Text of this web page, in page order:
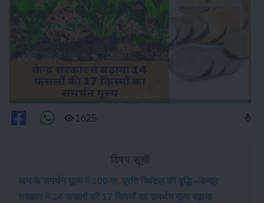
1625
धान के समर्थन मूल्य में 100 रू. प्रति क्विंटल की वृद्धि - केन्द्र
सरकार ने 14 फसलों की 17 किस्मों का समर्थन मूल्य बढ़ाया